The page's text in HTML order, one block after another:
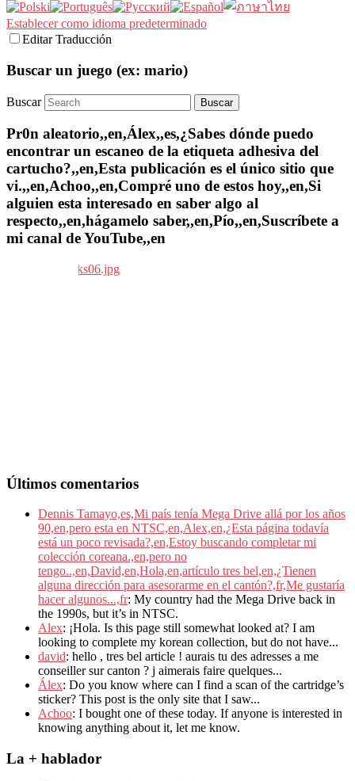
Establecer como idioma predeterminado
Editar Traducción
Buscar un juego (ex: mario)
Buscar
Pr0n aleatorio,,en,Álex,,es,¿Sabes dónde puedo
encontrar un escaneo de la etiqueta adhesiva del
cartucho?,,en,Esta publicación es el único sitio que
vi.,,en,Achoo,,en,Compré uno de estos hoy,,en,Si
alguien esta interesado en saber algo al
respecto,,en,hágamelo saber,,en,Pío,,en,Suscríbete a
mi canal de YouTube,,en
Últimos comentarios
Dennis Tamayo,es,Mi país tenía Mega Drive allá por los años
90,en,pero esta en NTSC,en,Alex,en,¿Esta página todavía
está un poco revisada?,en,Estoy buscando completar mi
colección coreana.,en,pero no
tengo..,en,David,en,Hola,en,artículo tres bel,en,¿Tienen
alguna dirección para asesorarme en el cantón?,fr,Me gustaría
hacer algunos...,fr: My country had the Mega Drive back in
the 1990s, but it’s in NTSC.
Alex: ¡Hola. Is this page still somewhat looked at? I am
looking to complete my korean collection, but do not have...
david: hello , tres bel article ! aurais tu des adresses a me
conseiller sur canton ? j aimerais faire quelques...
Álex: Do you know where can I find a scan of the cartridge’s
sticker? This post is the only site that I saw...
Achoo: I bought one of these today. If anyone is interested in
knowing anything about it, let me know.
La + hablador